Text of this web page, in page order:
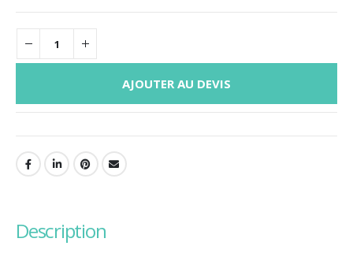
AJOUTER AU DEVIS
description